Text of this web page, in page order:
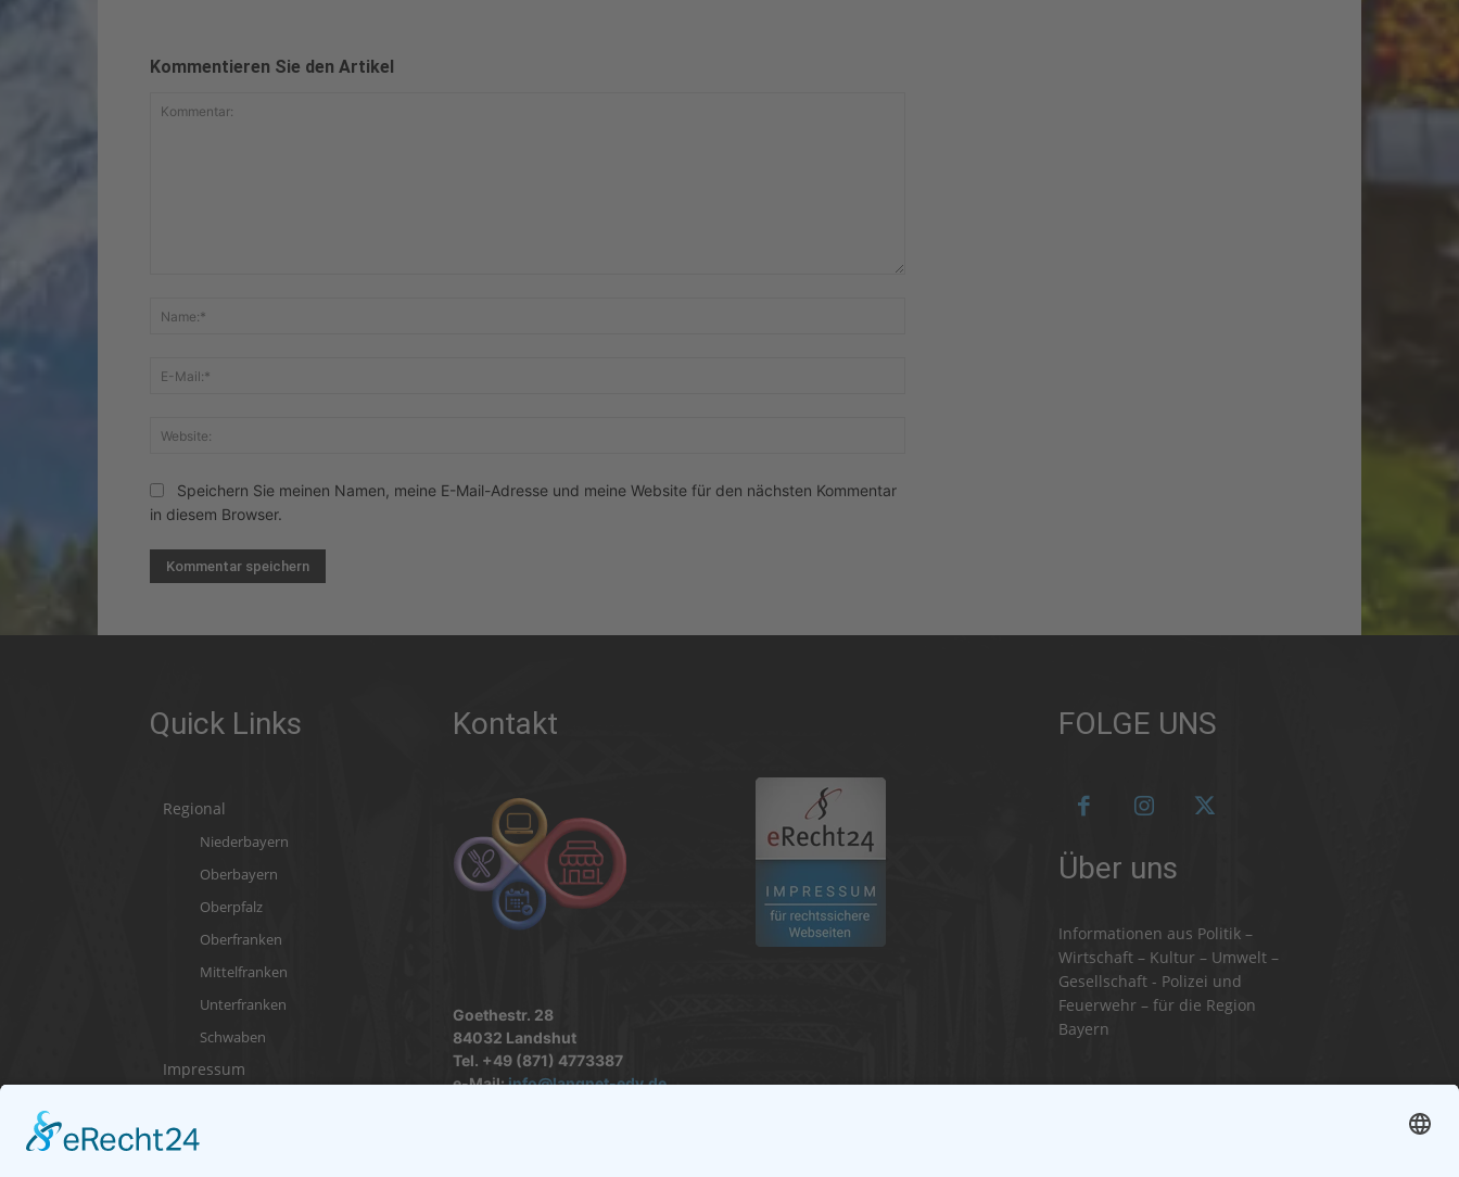
Kommentieren Sie den Artikel
Speichern Sie meinen Namen, meine E-Mail-Adresse und meine Website für den nächsten Kommentar
in diesem Browser.
Quick Links
Regional
Niederbayern
Oberbayern
Oberpfalz
Oberfranken
Mittelfranken
Unterfranken
Schwaben
Impressum
Kontakt
Goethestr. 28
84032 Landshut
Tel. +49 (871) 4773387
e-Mail:info@langnet-edv.de
FOLGE UNS
Über uns
Informationen aus Politik –
Wirtschaft – Kultur – Umwelt –
Gesellschaft - Polizei und
Feuerwehr – für die Region
Bayern